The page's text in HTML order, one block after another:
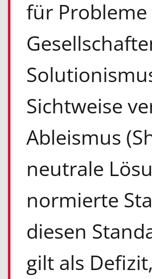
für
Sichtweise
Ableismus
neutrale
normierte
diesen
gilt als